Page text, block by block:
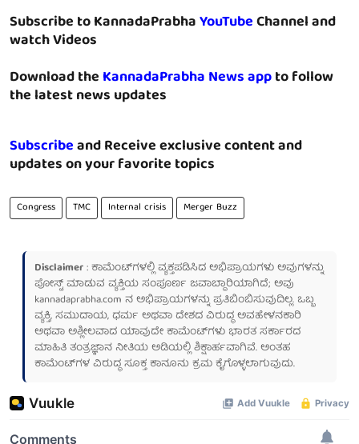
Subscribe to KannadaPrabhaYouTubeChannel and
watch Videos
Download theKannadaPrabha News appto follow
the latest news updates
Subscribeand Receive exclusive content and
updates on your favorite topics
Congress TMC Internal crisis Merger Buzz
Disclaimer: ಕಾಮೆಂಟ್‌ಗಳಲ್ಲಿ ವ್ಯಕ್ತಪಡಿಸಿದ ಅಭಿಪ್ರಾಯಗಳು ಅವುಗಳನ್ನು
ಪೋಸ್ಟ್ ಮಾಡುವ ವ್ಯಕ್ತಿಯ ಸಂಪೂರ್ಣ ಜವಾಬ್ದಾರಿಯಾಗಿದೆ; ಅವು
kannadaprabha.com ನ ಅಭಿಪ್ರಾಯಗಳನ್ನು ಪ್ರತಿಬಿಂಬಿಸುವುದಿಲ್ಲ. ಒಬ್ಬ
ವ್ಯಕ್ತಿ, ಸಮುದಾಯ, ಧರ್ಮ ಅಥವಾ ದೇಶದ ವಿರುದ್ಧ ಅವಹೇಳನಕಾರಿ
ಅಥವಾ ಅಶ್ಲೀಲವಾದ ಯಾವುದೇ ಕಾಮೆಂಟ್‌ಗಳು ಭಾರತ ಸರ್ಕಾರದ
ಮಾಹಿತಿ ತಂತ್ರಜ್ಞಾನ ನೀತಿಯ ಅಡಿಯಲ್ಲಿ ಶಿಕ್ಷಾರ್ಹವಾಗಿವೆ. ಅಂತಹ
ಕಾಮೆಂಟ್‌ಗಳ ವಿರುದ್ಧ ಸೂಕ್ತ ಕಾನೂನು ಕ್ರಮ ಕೈಗೊಳ್ಳಲಾಗುವುದು.